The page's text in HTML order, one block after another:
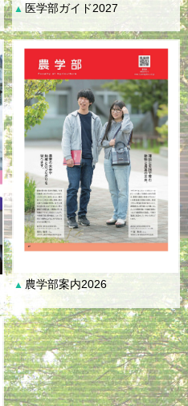
▲ 医学部ガイド2027
▲ 農学部案内2026